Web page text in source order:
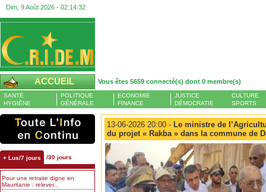
Dim, 9 Août 2026 - 02:14:33
ACCUEIL Vous êtes 5659 connecté(s) dont 0 membre(s)
SANTÉ
HYGIÈNE
POLITIQUE
GÉNÉRALE
ECONOMIE
FINANCE
JUSTICE
DÉMOCRATIE
CULTURE
SPORTS
+ Lus/7 jours /30 jours
Pour une retraite digne en
Mauritanie : relever...
13-06-2026 20:00 - Le ministre de
du projet « Rakba » dans la commune de